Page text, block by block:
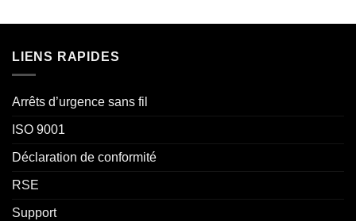
LIENS RAPIDES
Arrêts d’urgence sans fil
ISO 9001
Déclaration de conformité
RSE
Support